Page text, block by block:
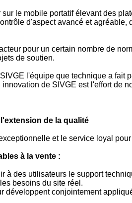
sur le mobile portatif élevant des
d'aspect avancé et
pour un certain nombre de
de soutien.
l'équipe que technique a fait
innovation de SIVGE est l'effort de
de la qualité
et le service loyal
à la vente :
à des utilisateurs le support
besoins du site réel.
développent conjointement